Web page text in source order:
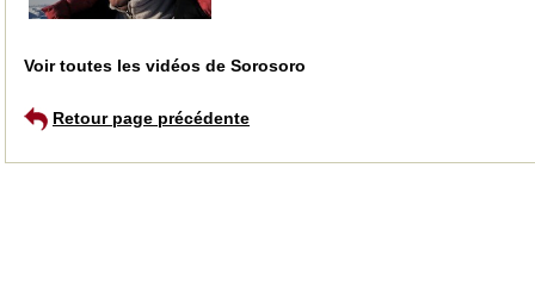
Voir toutes les vidéos de Sorosoro
Retour page précédente